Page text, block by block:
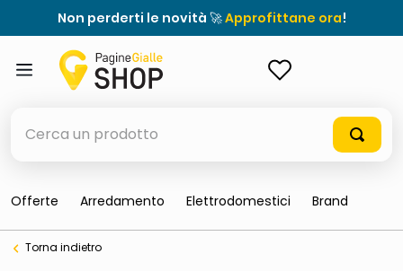
Non perderti le novità 🚀Approfittane ora!
meme
Offerte Arredamento Elettrodomestici Brand
Torna indietro